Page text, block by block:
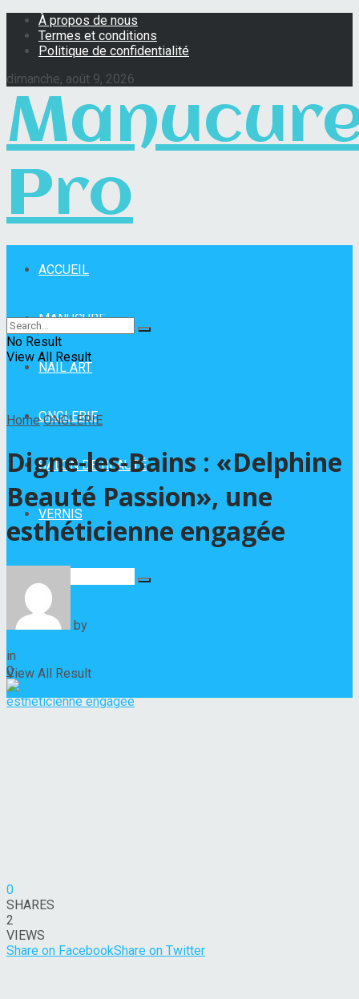
À propos de nous
Termes et conditions
Politique de confidentialité
dimanche, août 9, 2026
Pro
ACCUEIL
MANUCURE
NAIL ART
ONGLERIE
SALON DE BEAUTÉ
VERNIS
No Result
View All Result
No Result
View All Result
Home ONGLERIE
Digne-les-Bains : «Delphine
Beauté Passion», une
esthéticienne engagée
by
in
0
0
SHARES
2
VIEWS
Share on FacebookShare on Twitter